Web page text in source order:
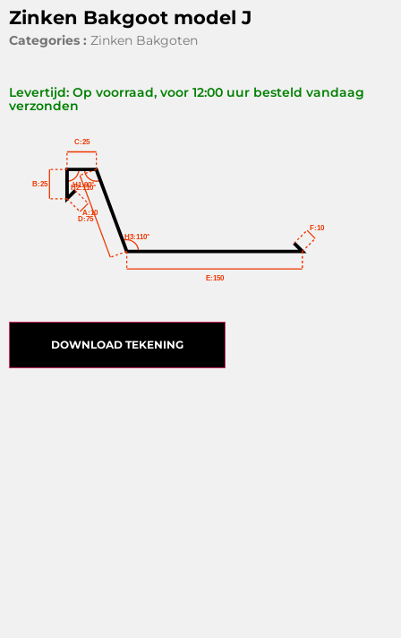
Zinken Bakgoot model J
Categories : Zinken Bakgoten
Levertijd: Op voorraad, voor 12:00 uur besteld vandaag
verzonden
A:10
B:25
C:25
H1:90°
D:75
H2:110°
E:150
H3:110°
F:10
DOWNLOAD TEKENING